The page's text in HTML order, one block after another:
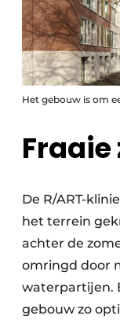
Het gebouw is om
De R/ART-
het terrein
achter de
omringd door
waterpartijen.
gebouw zo